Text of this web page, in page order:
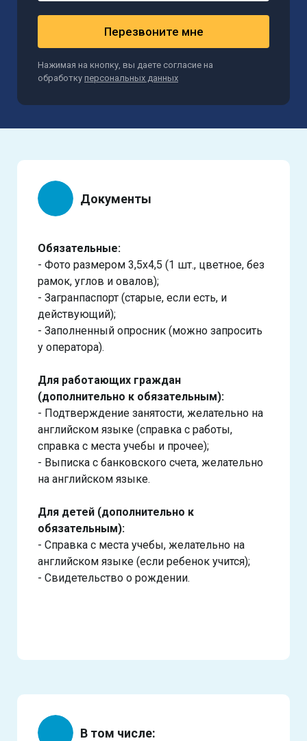
Перезвоните мне
Нажимая на кнопку, вы даете согласие на
обработку персональных данных
Документы
Обязательные:
- Фото размером 3,5х4,5 (1 шт., цветное, без
рамок, углов и овалов);
- Загранпаспорт (старые, если есть, и
действующий);
- Заполненный опросник (можно запросить
у оператора).
Для работающих граждан
(дополнительно к обязательным):
- Подтверждение занятости, желательно на
английском языке (справка с работы,
справка с места учебы и прочее);
- Выписка с банковского счета, желательно
на английском языке.
Для детей (дополнительно к
обязательным):
- Справка с места учебы, желательно на
английском языке (если ребенок учится);
- Свидетельство о рождении.
В том числе: